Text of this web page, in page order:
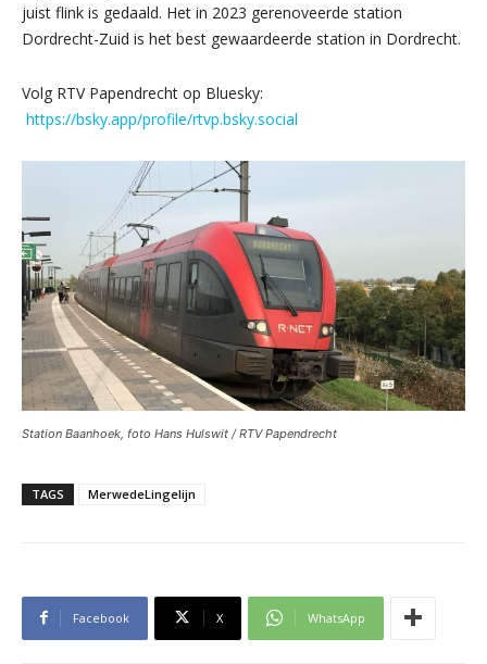
juist flink is gedaald. Het in 2023 gerenoveerde station
Dordrecht-Zuid is het best gewaardeerde station in Dordrecht.
Volg RTV Papendrecht op Bluesky:
https://bsky.app/profile/rtvp.bsky.social
Station Baanhoek, foto Hans Hulswit / RTV Papendrecht
TAGS MerwedeLingelijn
Facebook X WhatsApp